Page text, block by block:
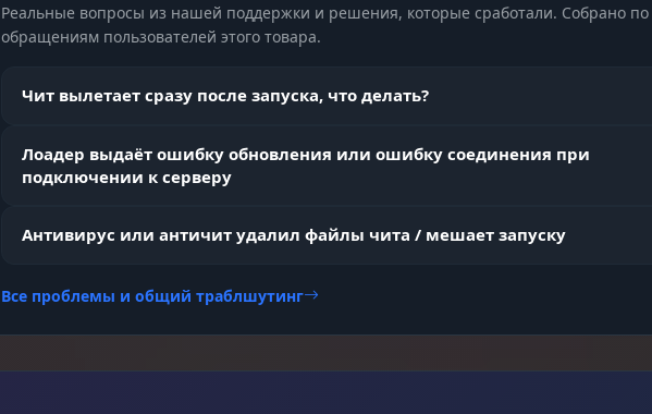
объектов.
машины) при начале перестрелки.
Разное (Misc)
Weapon Mods
Отключение отдачи, разброса, тряски и увеличение
Camera
Свободная камера (Freecam), изменение FOV, Zoom Hack
Реальные вопросы из нашей поддержки и решения, которые сработали. Собрано по
обращениям пользователей этого товара.
Чит вылетает сразу после запуска, что делать?
Лоадер выдаёт ошибку обновления или ошибку соединения при
подключении к серверу
Антивирус или античит удалил файлы чита / мешает запуску
Все проблемы и общий траблшутинг